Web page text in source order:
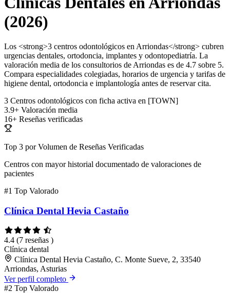
(2026)
Los <strong>3 centros odontológicos en Arriondas</strong> cubren
urgencias dentales, ortodoncia, implantes y odontopediatría. La
valoración media de los consultorios de Arriondas es de 4.7 sobre 5.
Compara especialidades colegiadas, horarios de urgencia y tarifas de
higiene dental, ortodoncia e implantología antes de reservar cita.
3 Centros odontológicos con ficha activa en [TOWN]
3.9+ Valoración media
16+ Reseñas verificadas
Top 3 por Volumen de Reseñas Verificadas
Centros con mayor historial documentado de valoraciones de
pacientes
#1 Top Valorado
Clínica Dental Hevia Castaño
4.4 (7 reseñas )
Clínica dental
Clínica Dental Hevia Castaño, C. Monte Sueve, 2, 33540
Arriondas, Asturias
Ver perfil completo
#2 Top Valorado